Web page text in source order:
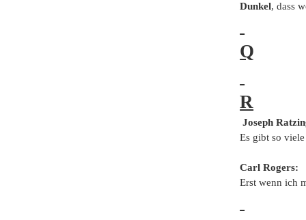
Dunkel, dass
Q
R
Joseph
Es gibt so
Carl Rogers:
Erst wenn ich